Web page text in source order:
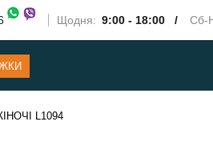
Щодня: 9:00 - 18:00 / Сб-
L1094